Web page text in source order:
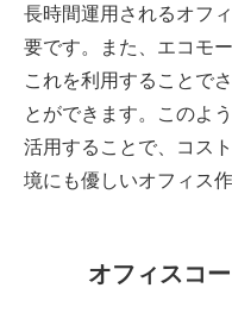
長時間運用されるオフ
要です。また、エコモ
これを利用することで
とができます。このよ
活用することで、コス
境にも優しいオフィス
オフィスコ